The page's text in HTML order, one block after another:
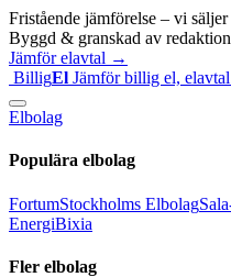
Fristående jämförelse – vi
Byggd & granskad av
Jämför elavtal →
BilligEl Jämför billig el,
Elbolag
Populära elbolag
FortumStockholms Elbolag
EnergiBixia
Fler elbolag